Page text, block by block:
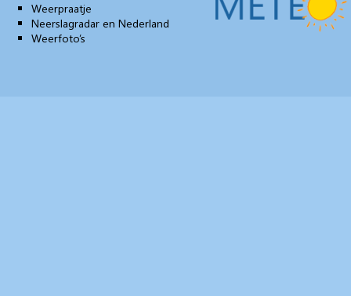
Weerpraatje
Neerslagradar en Nederland
Weerfoto’s